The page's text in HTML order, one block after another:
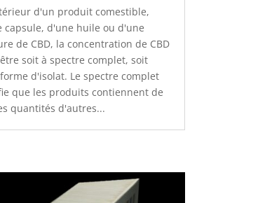
d'un produit comestible,
capsule, d'une huile ou d'une
de CBD, la concentration de CBD
soit à spectre complet, soit
d'isolat. Le spectre complet
que les produits contiennent de
quantités d'autres...